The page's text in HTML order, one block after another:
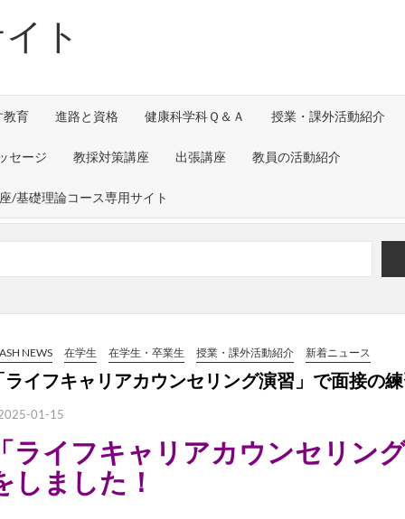
ト
教育 進路と資格 健康科学科Ｑ＆Ａ 授業・課外活動紹介
セージ 教採対策講座 出張講座 教員の活動紹介
/基礎理論コース専用サイト
スの工場見学を実施しました！
NEWS 在学生 在学生・卒業生 授業・課外活動紹介 新着ニュース
ライフキャリアカウンセリング演習」で面接の
01-15
ライフキャリアカウンセリン
しました！